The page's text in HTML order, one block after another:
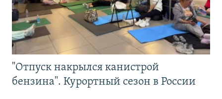
"Отпуск накрылся канистрой
бензина". Курортный сезон в России